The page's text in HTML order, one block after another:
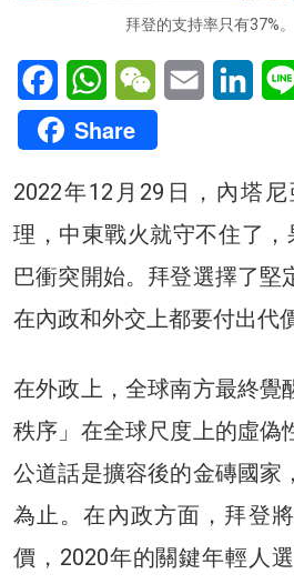
拜登的支持率只有37%。
FacebookWhatsAppWeChatEmail
Share
2022年12月29日，內塔
理，中東戰火就守不住了
巴衝突開始。拜登選擇了堅
在內政和外交上都要付出代
在外政上，全球南方最終覺
秩序」在全球尺度上的虛偽
公道話是擴容後的金磚國家
為止。在內政方面，拜登
價，2020年的關鍵年輕人